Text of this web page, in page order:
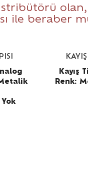
olan,
ile beraber
Yok
Kayış
Renk: